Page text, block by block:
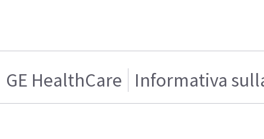
GE HealthCare Informativa